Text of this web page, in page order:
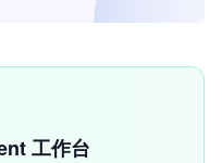
工作台